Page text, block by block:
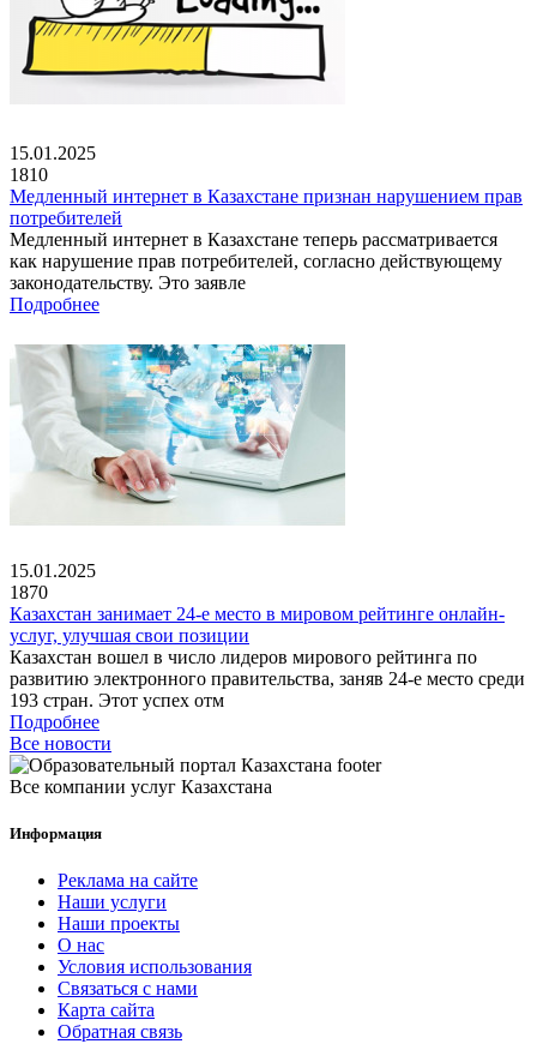
15.01.2025
1810
Медленный интернет в Казахстане признан нарушением прав
потребителей
Медленный интернет в Казахстане теперь рассматривается
как нарушение прав потребителей, согласно действующему
законодательству. Это заявле
Подробнее
15.01.2025
1870
Казахстан занимает 24-е место в мировом рейтинге онлайн-
услуг, улучшая свои позиции
Казахстан вошел в число лидеров мирового рейтинга по
развитию электронного правительства, заняв 24-е место среди
193 стран. Этот успех отм
Подробнее
Все новости
Все компании услуг Казахстана
Информация
Реклама на сайте
Наши услуги
Наши проекты
О нас
Условия использования
Связаться с нами
Карта сайта
Обратная связь